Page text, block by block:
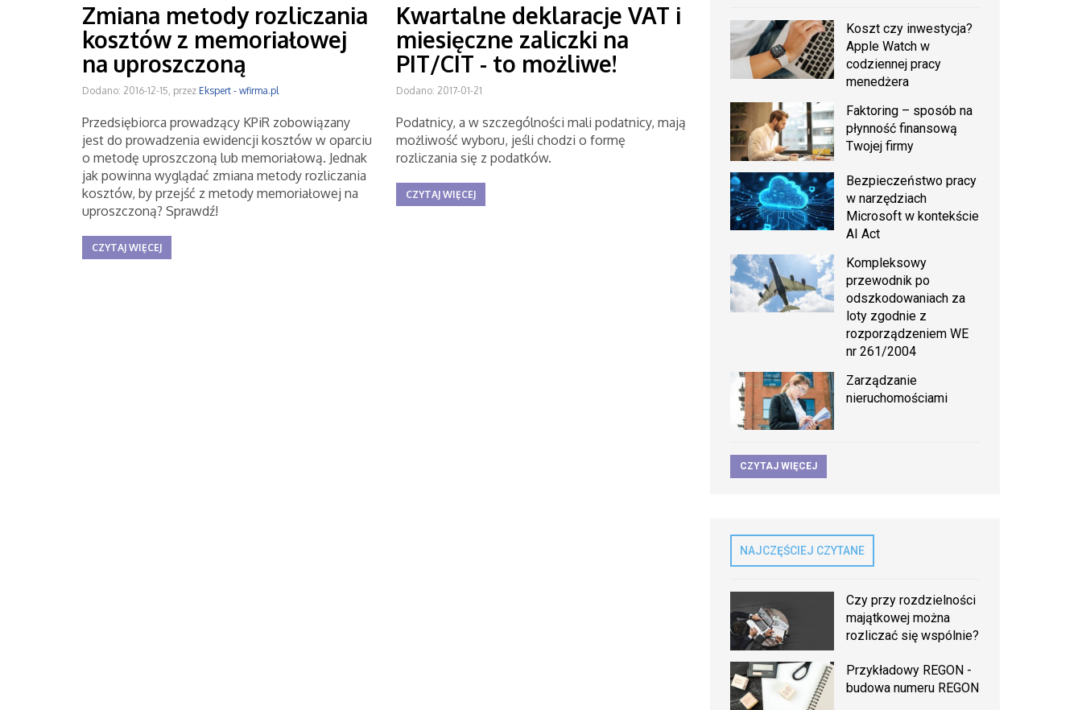
Zmiana metody rozliczania
kosztów z memoriałowej
na uproszczoną
Dodano: 2016-12-15, przez Ekspert - wfirma.pl
Przedsiębiorca prowadzący KPiR zobowiązany
jest do prowadzenia ewidencji kosztów w oparciu
o metodę uproszczoną lub memoriałową. Jednak
jak powinna wyglądać zmiana metody rozliczania
kosztów, by przejść z metody memoriałowej na
uproszczoną? Sprawdź!
CZYTAJ WIĘCEJ
Kwartalne deklaracje VAT i
miesięczne zaliczki na
PIT/CIT - to możliwe!
Dodano: 2017-01-21
Podatnicy, a w szczególności mali podatnicy, mają
możliwość wyboru, jeśli chodzi o formę
rozliczania się z podatków.
CZYTAJ WIĘCEJ
Koszt czy inwestycja?
Apple Watch w
codziennej pracy
menedżera
Faktoring – sposób na
płynność finansową
Twojej firmy
Bezpieczeństwo pracy
w narzędziach
Microsoft w kontekście
AI Act
Kompleksowy
przewodnik po
odszkodowaniach za
loty zgodnie z
rozporządzeniem WE
nr 261/2004
Zarządzanie
nieruchomościami
CZYTAJ WIĘCEJ
NAJCZĘŚCIEJ CZYTANE
Czy przy rozdzielności
majątkowej można
rozliczać się wspólnie?
Przykładowy REGON -
budowa numeru REGON